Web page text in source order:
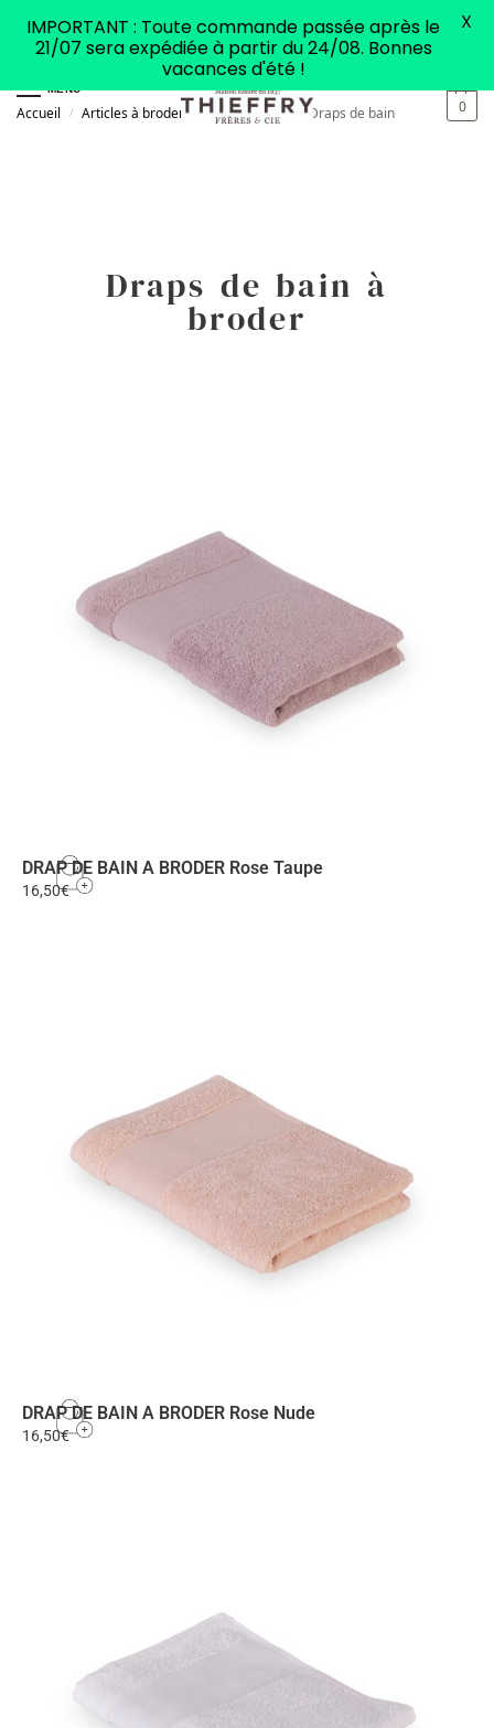
MENU
0
Accueil / Articles à broder Linge de bain Draps de bain
Draps de bain à
broder
DRAP DE BAIN A BRODER Rose Taupe
16,50€
DRAP DE BAIN A BRODER Rose Nude
16,50€
IMPORTANT : Toute commande passée après le
21/07 sera expédiée à partir du 24/08. Bonnes
vacances d'été !
X